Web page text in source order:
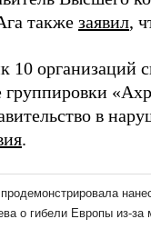
также заявил,
10 организаций
группировки
в
.